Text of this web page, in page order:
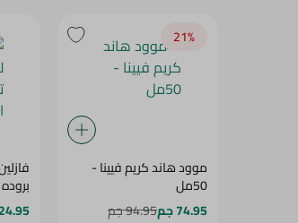
21‎%‎
موود هاند كريم فيينا -
50مل
74.95 جم
94.95 جم
بروده